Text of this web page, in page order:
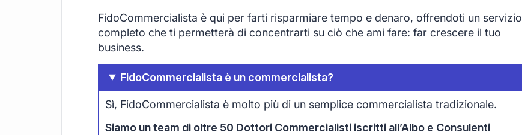
FidoCommercialista è qui per farti risparmiare tempo e denaro, offrendoti un servizio
completo che ti permetterà di concentrarti su ciò che ami fare: far crescere il tuo
business.
FidoCommercialista è un commercialista?
Sì, FidoCommercialista è molto più di un semplice commercialista tradizionale.
Siamo un team di oltre 50 Dottori Commercialisti iscritti all’Albo e Consulenti